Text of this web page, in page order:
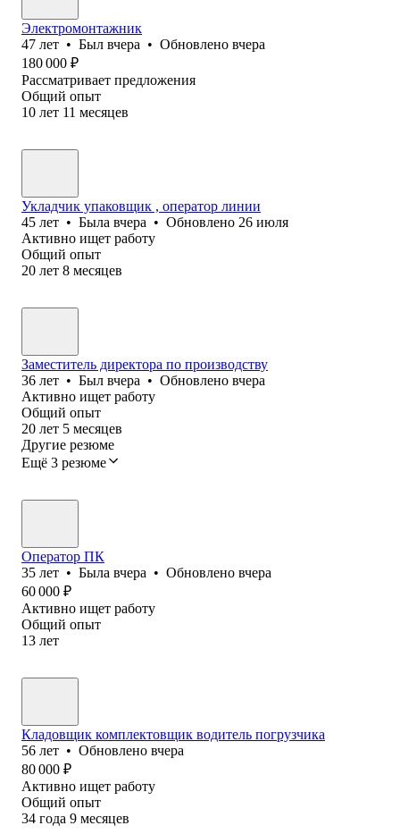
Электромонтажник
47 лет • Был вчера • Обновлено вчера
180 000 ₽
Рассматривает предложения
Общий опыт
10 лет 11 месяцев
Укладчик упаковщик , оператор линии
45 лет • Была вчера • Обновлено 26 июля
Активно ищет работу
Общий опыт
20 лет 8 месяцев
Заместитель директора по производству
36 лет • Был вчера • Обновлено вчера
Активно ищет работу
Общий опыт
20 лет 5 месяцев
Другие резюме
Ещё 3 резюме
Оператор ПК
35 лет • Была вчера • Обновлено вчера
60 000 ₽
Активно ищет работу
Общий опыт
13 лет
Кладовщик комплектовщик водитель погрузчика
56 лет • Обновлено вчера
80 000 ₽
Активно ищет работу
Общий опыт
34 года 9 месяцев